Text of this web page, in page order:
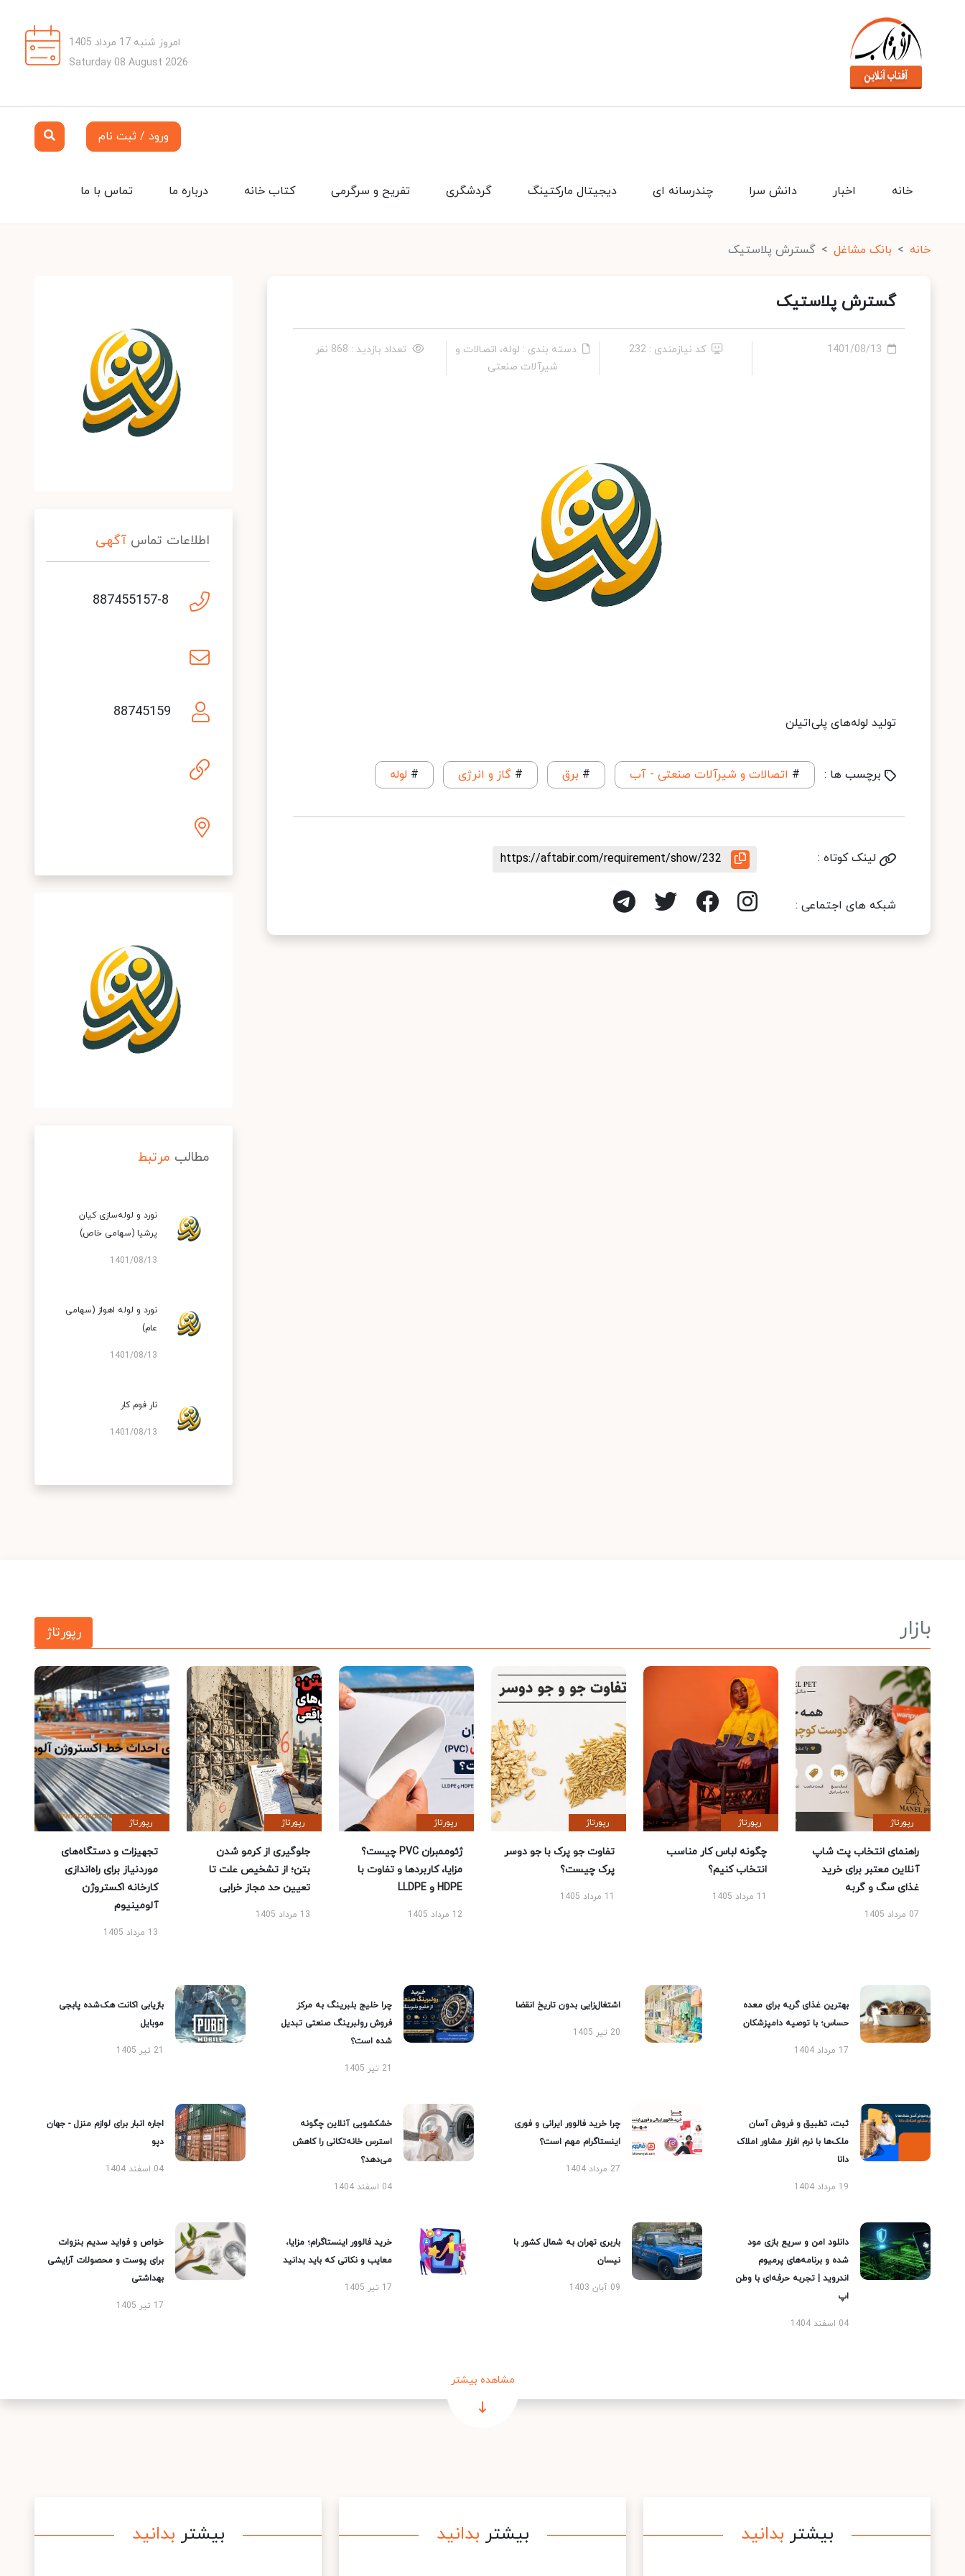
امروز شنبه 17 مرداد 1405
Saturday 08 August 2026
ورود / ثبت نام
تماس با ما درباره ما کتاب خانه تفریح و سرگرمی گردشگری دیجیتال مارکتینگ چندرسانه ای دانش سرا اخبار خانه
خانه بانک مشاغل گسترش پلاستیک
گسترش پلاستیک
1401/08/13 کد نیازمندی : 232
دسته بندی : لوله، اتصالات و
شیرآلات صنعتی
تعداد بازدید : 868 نفر
تولید لوله‌های پلی‌اتیلن
برچسب ها : # اتصالات و شیرآلات صنعتی - آب # برق # گاز و انرژی # لوله
لینک کوتاه : https://aftabir.com/requirement/show/232
شبکه های اجتماعی :
اطلاعات تماس آگهی
887455157-8
88745159
مطالب مرتبط
نورد و لوله‌سازی کیان
پرشیا (سهامی خاص)
1401/08/13
نورد و لوله اهواز (سهامی
عام)
1401/08/13
نار فوم کار
1401/08/13
بازار رپورتاژ
رپورتاژ
راهنمای انتخاب پت شاپ
آنلاین معتبر برای خرید
غذای سگ و گربه
07 مرداد 1405
رپورتاژ
چگونه لباس کار مناسب
انتخاب کنیم؟
11 مرداد 1405
رپورتاژ
تفاوت جو پرک با جو دوسر
پرک چیست؟
11 مرداد 1405
رپورتاژ
ژئوممبران PVC چیست؟
مزایا، کاربردها و تفاوت با
HDPE و LLDPE
12 مرداد 1405
رپورتاژ
جلوگیری از کرمو شدن
بتن؛ از تشخیص علت تا
تعیین حد مجاز خرابی
13 مرداد 1405
رپورتاژ
تجهیزات و دستگاه‌های
موردنیاز برای راه‌اندازی
کارخانه اکستروژن
آلومینیوم
13 مرداد 1405
بهترین غذای گربه برای معده
حساس؛ با توصیه دامپزشکان
17 مرداد 1404
اشتغال‌زایی بدون تاریخ انقضا
20 تیر 1405
چرا خلیج بلبرینگ به مرکز
فروش رولبرینگ صنعتی تبدیل
شده است؟
21 تیر 1405
بازیابی اکانت هک‌شده پابجی
موبایل
21 تیر 1405
ثبت، تطبیق و فروش آسان
ملک‌ها با نرم افزار مشاور املاک
دانا
19 مرداد 1404
چرا خرید فالوور ایرانی و فوری
اینستاگرام مهم است؟
27 مرداد 1404
خشکشویی آنلاین چگونه
استرس خانه‌تکانی را کاهش
می‌دهد؟
04 اسفند 1404
اجاره انبار برای لوازم منزل - جهان
دپو
04 اسفند 1404
دانلود امن و سریع بازی مود
شده و برنامه‌های پرمیوم
اندروید | تجربه حرفه‌ای با وطن
اپ
04 اسفند 1404
باربری تهران به شمال کشور با
نیسان
09 آبان 1403
خرید فالوور اینستاگرام؛ مزایا،
معایب و نکاتی که باید بدانید
17 تیر 1405
خواص و فواید سدیم بنزوات
برای پوست و محصولات آرایشی
بهداشتی
17 تیر 1405
مشاهده بیشتر
بیشتر بدانید بیشتر بدانید بیشتر بدانید